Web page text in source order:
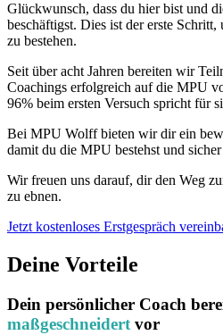
Glückwunsch, dass du hier bist und
beschäftigst. Dies ist der erste
zu bestehen.
Seit über acht Jahren bereiten wir
Coachings erfolgreich auf die MPU
96% beim ersten Versuch spricht für
Bei MPU Wolff bieten wir dir ein
damit du die MPU bestehst und
Wir freuen uns darauf, dir den Weg
zu ebnen.
Jetzt kostenloses Erstgespräch
Deine Vorteile
Dein persönlicher Coach
maßgeschneidertvor